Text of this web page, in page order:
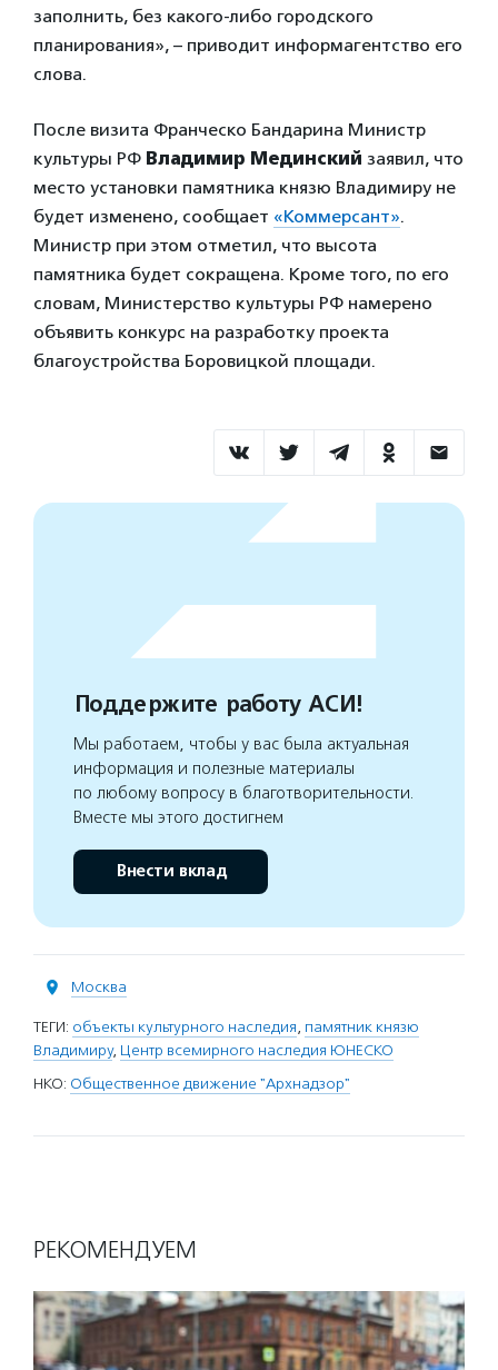
заполнить, без какого-либо городского
планирования», – приводит информагентство его
слова.
После визита Франческо Бандарина Министр
культуры РФ Владимир Мединский заявил, что
место установки памятника князю Владимиру не
будет изменено, сообщает «Коммерсант».
Министр при этом отметил, что высота
памятника будет сокращена. Кроме того, по его
словам, Министерство культуры РФ намерено
объявить конкурс на разработку проекта
благоустройства Боровицкой площади.
Поддержите работу АСИ!
Мы работаем, чтобы у вас была актуальная
информация и полезные материалы
по любому вопросу в благотворительности.
Вместе мы этого достигнем
Внести вклад
Москва
ТЕГИ: объекты культурного наследия, памятник князю
Владимиру, Центр всемирного наследия ЮНЕСКО
НКО: Общественное движение "Архнадзор"
РЕКОМЕНДУЕМ